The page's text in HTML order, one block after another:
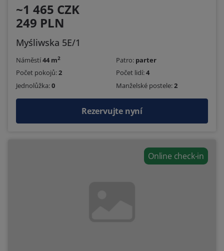
~1 465 CZK
249 PLN
Myśliwska 5E/1
Náměstí44 m2 Patro: parter
Počet pokojů:2 Počet lidí:4
Jednolůžka:0 Manželské postele:2
Rezervujte nyní
Online check-in